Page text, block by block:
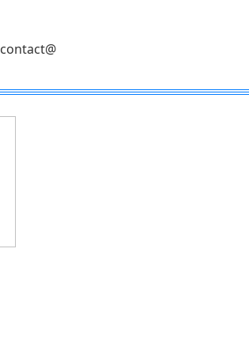
contact@